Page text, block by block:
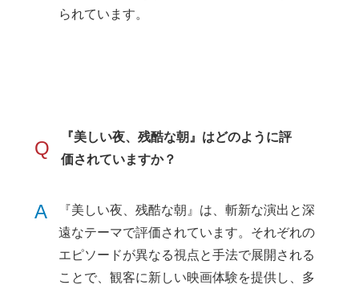
られています。
Q
『美しい夜、残酷な朝』はどのように評
価されていますか？
A
『美しい夜、残酷な朝』は、斬新な演出と深
遠なテーマで評価されています。それぞれの
エピソードが異なる視点と手法で展開される
ことで、観客に新しい映画体験を提供し、多